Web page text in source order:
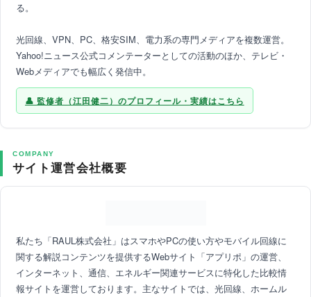
る。
光回線、VPN、PC、格安SIM、電力系の専門メディアを複数運営。
Yahoo!ニュース公式コメンテーターとしての活動のほか、テレビ・
Webメディアでも幅広く発信中。
監修者（江田健二）のプロフィール・実績はこちら
COMPANY
サイト運営会社概要
私たち「RAUL株式会社」はスマホやPCの使い方やモバイル回線に
関する解説コンテンツを提供するWebサイト「アプリポ」の運営、
インターネット、通信、エネルギー関連サービスに特化した比較情
報サイトを運営しております。主なサイトでは、光回線、ホームル